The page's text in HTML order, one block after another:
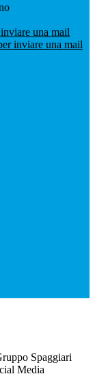
una mail
inviare una mail
Spaggiari
Media